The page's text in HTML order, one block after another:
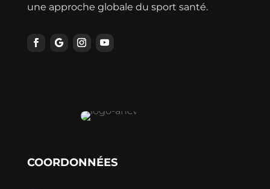
une approche globale du sport santé.
COORDONNÉES